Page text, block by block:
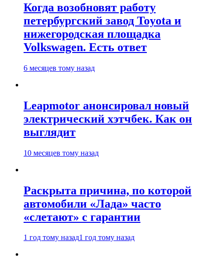
Когда возобновят работу
петербургский завод Toyota и
нижегородская площадка
Volkswagen. Есть ответ
6 месяцев тому назад
Leapmotor анонсировал новый
электрический хэтчбек. Как он
выглядит
10 месяцев тому назад
Раскрыта причина, по которой
автомобили «Лада» часто
«слетают» с гарантии
1 год тому назад1 год тому назад